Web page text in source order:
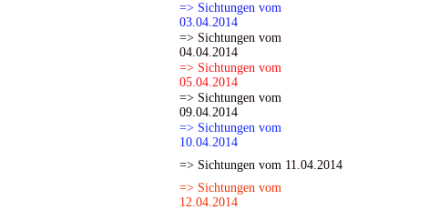
=> Sichtungen vom
03.04.2014
=> Sichtungen vom
04.04.2014
=> Sichtungen vom
05.04.2014
=> Sichtungen vom
09.04.2014
=> Sichtungen vom
10.04.2014
=> Sichtungen vom 11.04.2014
=> Sichtungen vom
12.04.2014